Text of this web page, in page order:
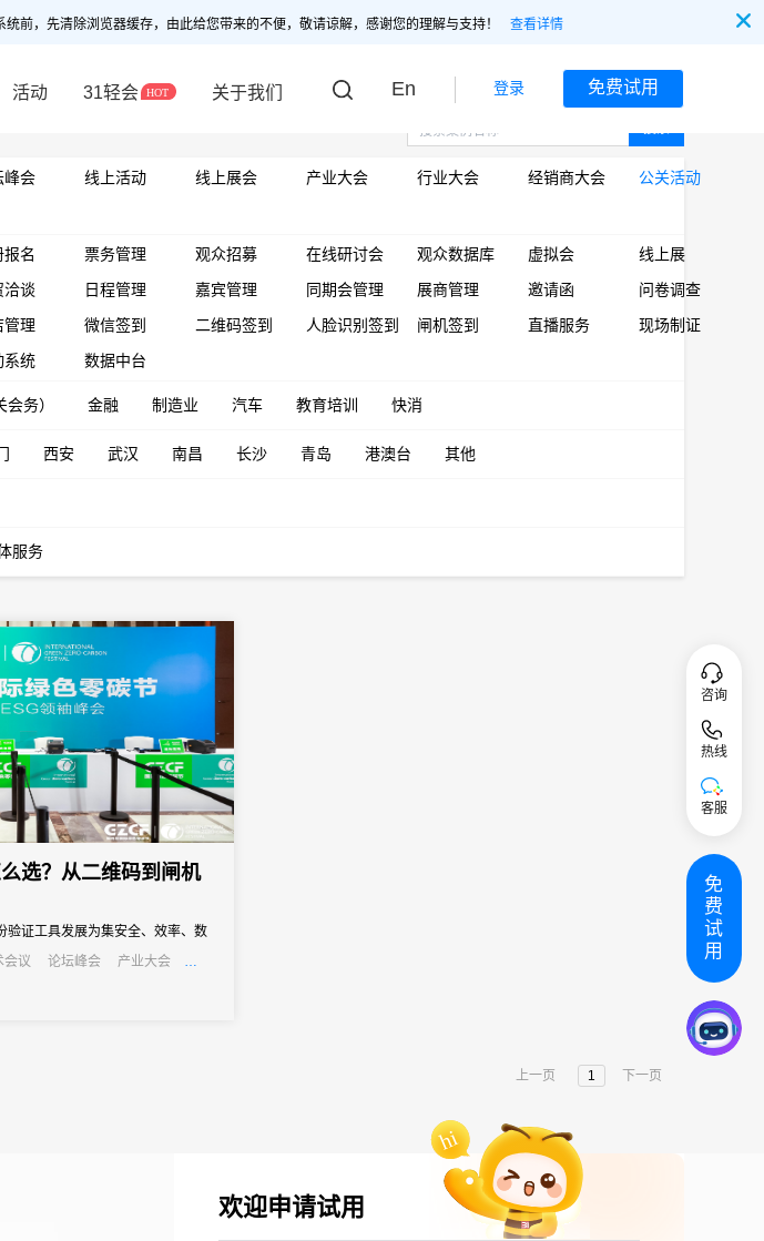
前，先清除浏览器缓存，由此给您带来的不便，敬请谅解，感谢您的理解与支持！ 查看详情
活动 31轻会 关于我们 En 登录 免费试用
峰会 线上活动 线上展会 产业大会 行业大会 经销商大会
公关活动
报名 票务管理 观众招募 在线研讨会 观众数据库 虚拟会
线上展
洽谈 日程管理 嘉宾管理 同期会管理 展商管理 邀请函
问卷调查
管理 微信签到 二维码签到 人脸识别签到 闸机签到 直播服务
现场制证
系统 数据中台
务） 金融 制造业 汽车 教育培训 快消
西安 武汉 南昌 长沙 青岛 港澳台 其他
服务
选？从二维码到闸机
验证工具发展为集安全、效率、数
会议 论坛峰会
产业大会
上一页 1 下一页
欢迎申请试用
咨询
热线
客服
免
费
试
用